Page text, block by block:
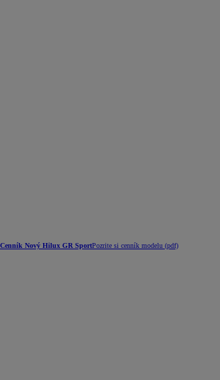
Cenník Nový Hilux GR SportPozrite si cenník modelu (pdf)